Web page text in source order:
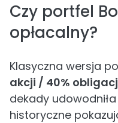
Czy portfel
opłacalny?
Klasyczna wersja
akcji / 40%
dekady
historyczne